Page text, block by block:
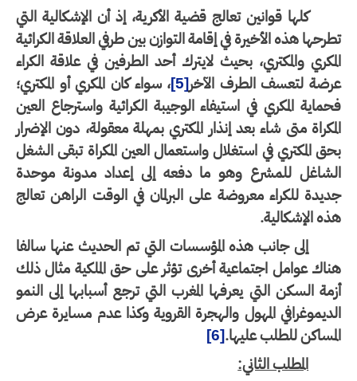
كلها قوانين تعالج قضية الأكرية، إذ أن الإشكالية التي
هذه الأخيرة في إقامة التوازن بين طرفي العلاقة الكرائية
والمكتري، بحيث لايترك أحد الطرفين في علاقة الكراء
لتعسف الطرف الآخر[5]، سواء كان المكري أو المكتري؛
المكري في استيفاء الوجيبة الكرائية واسترجاع العين
متى شاء بعد إنذار المكتري بمهلة معقولة، دون الإضرار
المكتري في استغلال واستعمال العين المكراة تبقى الشغل
للمشرع وهو ما دفعه إلى إعداد مدونة موحدة
للكراء معروضة على البرلمان في الوقت الراهن تعالج
الإشكالية.
إلى جانب هذه المؤسسات التي تم الحديث عنها سالفا
عوامل اجتماعية أخرى تؤثر على حق الملكية مثال ذلك
السكن التي يعرفها المغرب التي ترجع أسبابها إلى النمو
المهول والهجرة القروية وكذا عدم مسايرة عرض
للطلب عليها.[6]
المطلب الثاني: